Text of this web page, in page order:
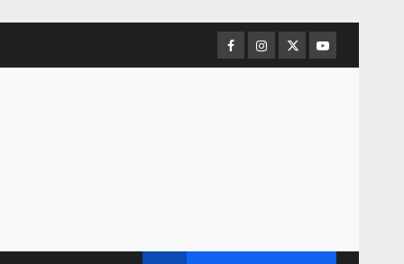
Facebook
Instagram
TwitterYoutube